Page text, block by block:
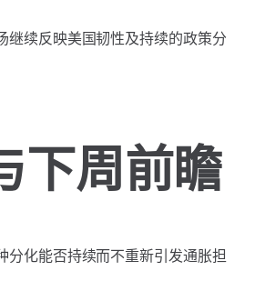
继续反映美国韧性及持续的政策分
下周前瞻
分化能否持续而不重新引发通胀担